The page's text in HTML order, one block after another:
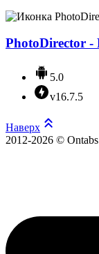
PhotoDirector -
5.0
v16.7.5
Наверх
2012-2026 ©